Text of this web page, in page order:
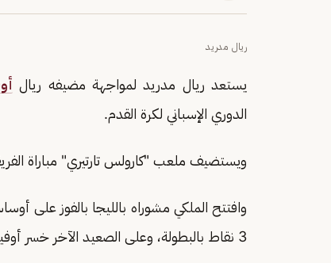
ريال مدريد
يستعد ريال مدريد لمواجهة مضيفه ريال
الدوري الإسباني لكرة القدم.
ويستضيف ملعب "كارولس تارتيري" مباراة
وافتتح الملكي مشوراه بالليجا بالفوز على
3 نقاط بالبطولة، وعلى الصعيد الآخر خسر أوفييدو أولى مبارياته أمام فياريالي بنتيجة (2-0).